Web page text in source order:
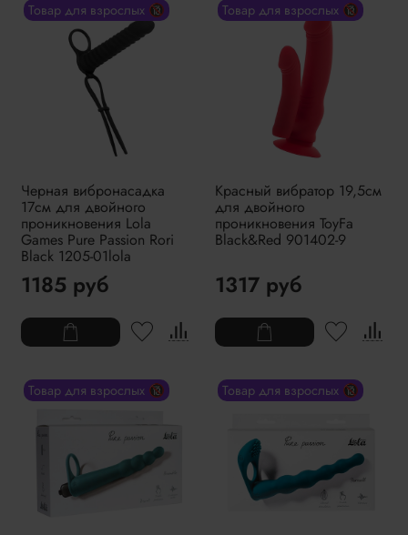
Товар для взрослых 🔞
Черная вибронасадка
17см для двойного
проникновения Lola
Games Pure Passion Rori
Black 1205-01lola
1185 руб
Товар для взрослых 🔞
Красный вибратор 19,5см
для двойного
проникновения ToyFa
Black&Red 901402-9
1317 руб
Товар для взрослых 🔞 Товар для взрослых 🔞